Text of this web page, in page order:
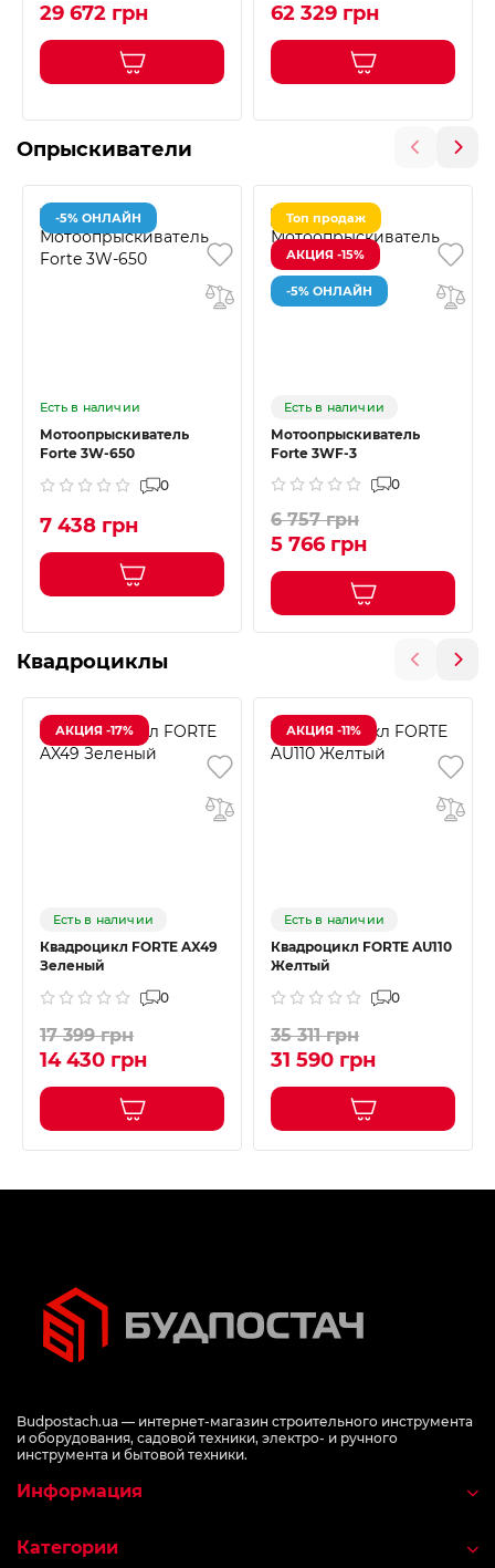
29 672 грн 62 329 грн
Опрыскиватели
-5% ОНЛАЙН
Есть в наличии
Мотоопрыскиватель
Forte 3W-650
0
7 438 грн
Топ продаж
АКЦИЯ -15%
-5% ОНЛАЙН
Есть в наличии
Мотоопрыскиватель
Forte 3WF-3
0
6 757 грн
5 766 грн
Квадроциклы
АКЦИЯ -17%
Есть в наличии
Квадроцикл FORTE AX49
Зеленый
0
17 399 грн
14 430 грн
АКЦИЯ -11%
Есть в наличии
Квадроцикл FORTE AU110
Желтый
0
35 311 грн
31 590 грн
Budpostach.ua — интернет-магазин строительного инструмента
и оборудования, садовой техники, электро- и ручного
инструмента и бытовой техники.
Информация
Категории